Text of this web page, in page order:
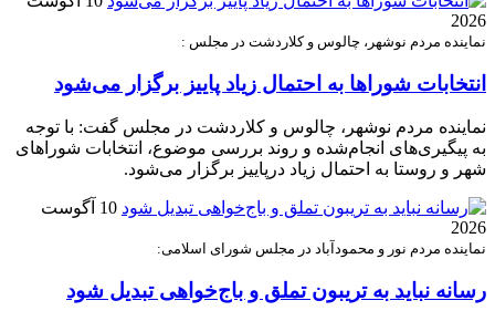
2026
نماینده مردم نوشهر، چالوس و کلاردشت در مجلس :
انتخابات شوراها به احتمال زیاد پاییز برگزار می‌شود
نماینده مردم نوشهر، چالوس و کلاردشت در مجلس گفت: با توجه
به پیگیری‌های انجام‌شده و روند بررسی موضوع، انتخابات شوراهای
شهر و روستا به احتمال زیاد درپاییز برگزار می‌شود.
10 آگوست
2026
نماینده مردم نور و محمودآباد در مجلس شورای اسلامی:
رسانه نباید به تریبون تملق و باج‌خواهی تبدیل شود